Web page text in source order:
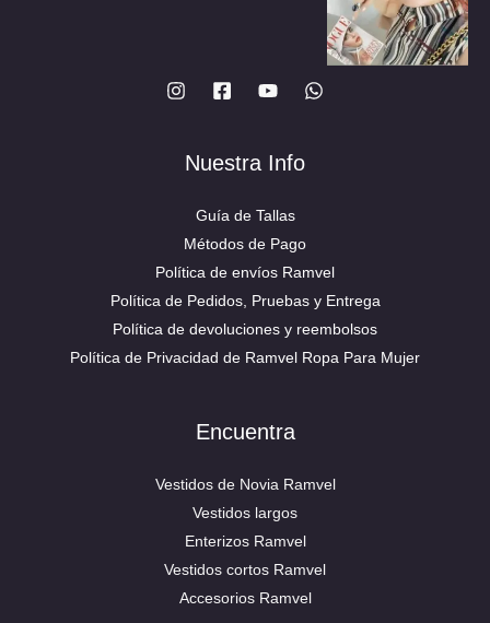
Nuestra Info
Guía de Tallas
Métodos de Pago
Política de envíos Ramvel
Política de Pedidos, Pruebas y Entrega
Política de devoluciones y reembolsos
Política de Privacidad de Ramvel Ropa Para Mujer
Encuentra
Vestidos de Novia Ramvel
Vestidos largos
Enterizos Ramvel
Vestidos cortos Ramvel
Accesorios Ramvel